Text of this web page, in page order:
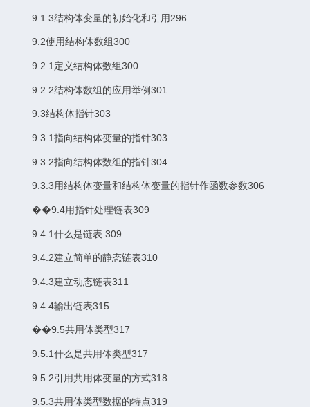
9.1.3结构体变量的初始化和引用296
9.2使用结构体数组300
9.2.1定义结构体数组300
9.2.2结构体数组的应用举例301
9.3结构体指针303
9.3.1指向结构体变量的指针303
9.3.2指向结构体数组的指针304
9.3.3用结构体变量和结构体变量的指针作函数参数306
��9.4用指针处理链表309
9.4.1什么是链表 309
9.4.2建立简单的静态链表310
9.4.3建立动态链表311
9.4.4输出链表315
��9.5共用体类型317
9.5.1什么是共用体类型317
9.5.2引用共用体变量的方式318
9.5.3共用体类型数据的特点319